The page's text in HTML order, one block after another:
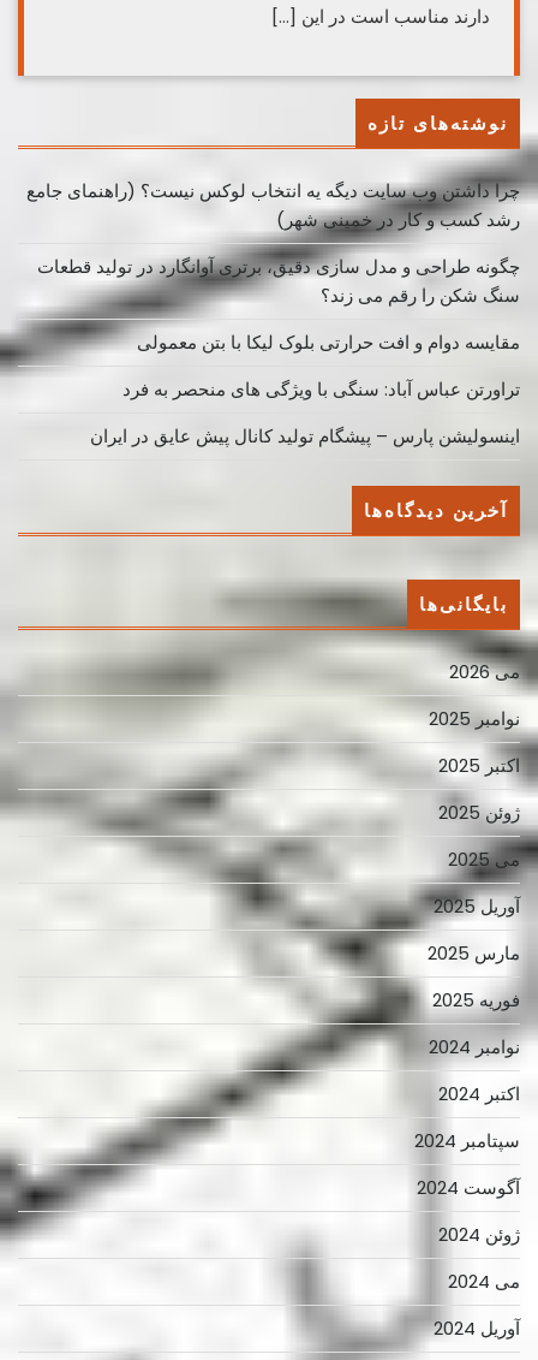
دارند مناسب است در این […]
نوشته‌های تازه
چرا داشتن وب سایت دیگه یه انتخاب لوکس نیست؟ (راهنمای جامع
رشد کسب ‌و کار در خمینی ‌شهر)
چگونه طراحی و مدل سازی دقیق، برتری آوانگارد در تولید قطعات
سنگ شکن را رقم می زند؟
مقایسه دوام و افت حرارتی بلوک لیکا با بتن معمولی
تراورتن عباس آباد: سنگی با ویژگی های منحصر به فرد
اینسولیشن پارس – پیشگام تولید کانال پیش عایق در ایران
آخرین دیدگاه‌ها
بایگانی‌ها
می 2026
نوامبر 2025
اکتبر 2025
ژوئن 2025
می 2025
آوریل 2025
مارس 2025
فوریه 2025
نوامبر 2024
اکتبر 2024
سپتامبر 2024
آگوست 2024
ژوئن 2024
می 2024
آوریل 2024